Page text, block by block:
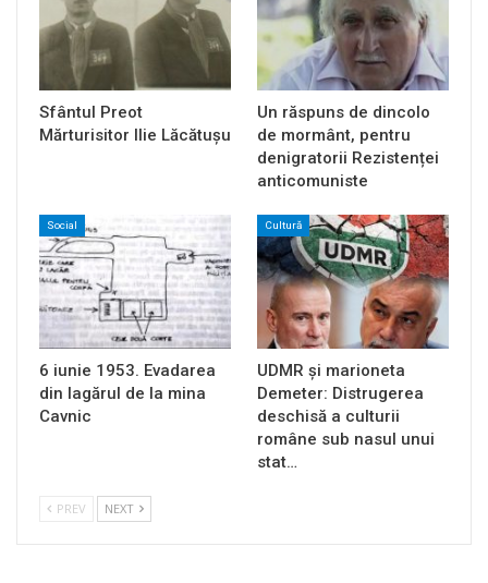
Sfântul Preot
Mărturisitor Ilie Lăcătușu
Un răspuns de dincolo
de mormânt, pentru
denigratorii Rezistenței
anticomuniste
Social
6 iunie 1953. Evadarea
din lagărul de la mina
Cavnic
Cultură
UDMR și marioneta
Demeter: Distrugerea
deschisă a culturii
române sub nasul unui
stat…
PREV NEXT